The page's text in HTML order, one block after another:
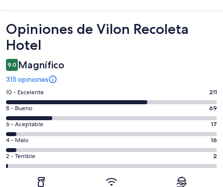
Opiniones
Opiniones de Vilon Recoleta
Hotel
9.0 Magnífico
315 opiniones
Puntuación
de
10,
es
decir,
Excelente.
Basada
en
10 - Excelente 211
Puntuación
de
8,
es
decir,
Bueno.
8 - Bueno 69
Puntuación
de
6,
es
decir,
Aceptable.
6 - Aceptable 17
Puntuación
de
4,
4 - Malo 16
Puntuación
de
2 - Terrible 2